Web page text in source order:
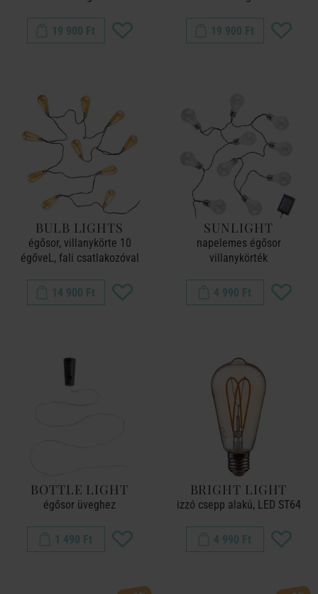
19 900 Ft 19 900 Ft
BULB LIGHTS
égősor, villanykörte 10
égőveL, fali csatlakozóval
14 900 Ft
SUNLIGHT
napelemes égősor
villanykörték
4 990 Ft
BOTTLE LIGHT
égősor üveghez
1 490 Ft
BRIGHT LIGHT
izzó csepp alakú, LED ST64
4 990 Ft